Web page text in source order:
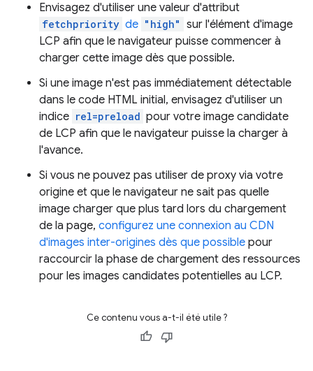
Envisagez d'utiliser une valeur d'attribut
fetchpriority de "high" sur l'élément d'image
LCP afin que le navigateur puisse commencer à
charger cette image dès que possible.
Si une image n'est pas immédiatement détectable
dans le code HTML initial, envisagez d'utiliser un
indice rel=preload pour votre image candidate
de LCP afin que le navigateur puisse la charger à
l'avance.
Si vous ne pouvez pas utiliser de proxy via votre
origine et que le navigateur ne sait pas quelle
image charger que plus tard lors du chargement
de la page, configurez une connexion au CDN
d'images inter-origines dès que possible pour
raccourcir la phase de chargement des ressources
pour les images candidates potentielles au LCP.
Ce contenu vous a-t-il été utile ?